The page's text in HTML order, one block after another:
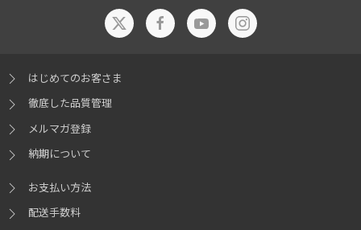
はじめてのお客さま
徹底した品質管理
メルマガ登録
納期について
お支払い方法
配送手数料